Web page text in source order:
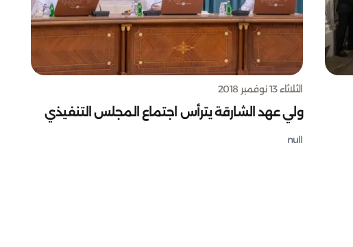
الثلاثاء 13 نوفمبر 2018
ولي عهد الشارقة يترأس اجتماع المجلس التنفيذي
null